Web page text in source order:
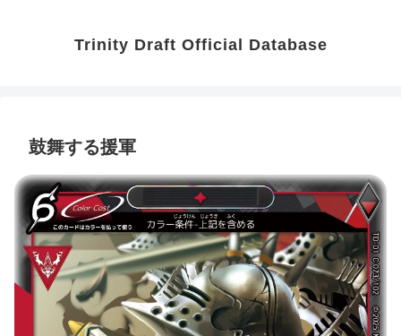
Trinity Draft Official Database
鼓舞する援軍